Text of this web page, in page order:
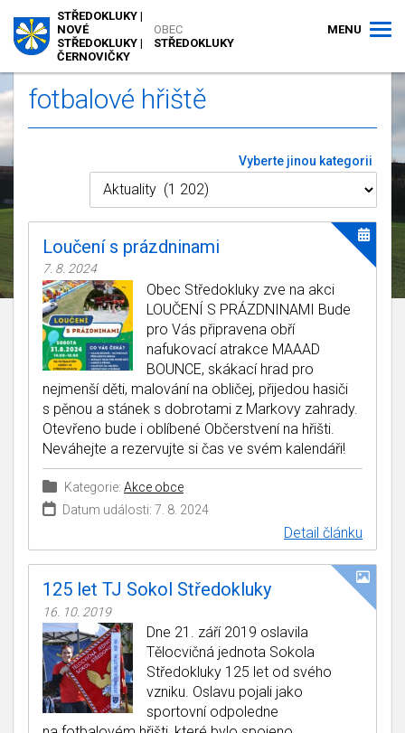
OBEC
STŘEDOKLUKY
STŘEDOKLUKY |
NOVÉ
STŘEDOKLUKY |
ČERNOVIČKY
MENU
fotbalové hřiště
Vyberte jinou kategorii
Loučení s prázdninami
7. 8. 2024
Obec Středokluky zve na akci
LOUČENÍ S PRÁZDNINAMI Bude
pro Vás připravena obří
nafukovací atrakce MAAAD
BOUNCE, skákací hrad pro
nejmenší děti, malování na obličej, přijedou hasiči
s pěnou a stánek s dobrotami z Markovy zahrady.
Otevřeno bude i oblíbené Občerstvení na hřišti.
Neváhejte a rezervujte si čas ve svém kalendáři!
Kategorie: Akce obce
Datum události: 7. 8. 2024
Detail článku
125 let TJ Sokol Středokluky
16. 10. 2019
Dne 21. září 2019 oslavila
Tělocvičná jednota Sokola
Středokluky 125 let od svého
vzniku. Oslavu pojali jako
sportovní odpoledne